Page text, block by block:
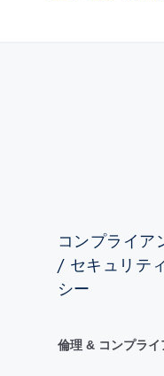
コンプライア
/ セキュリテ
シー
倫理 & コンプライ